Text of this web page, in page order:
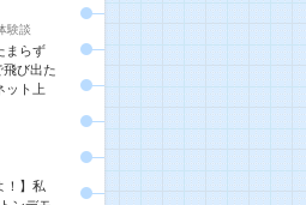
験談
まらず
び出た
ット上
！】私